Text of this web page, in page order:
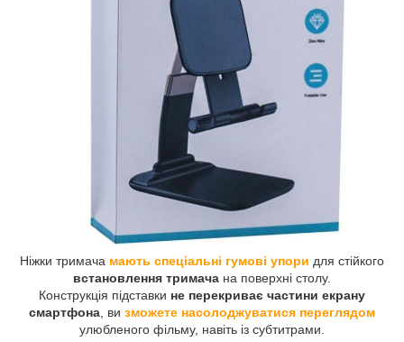
Ніжки тримача мають спеціальні гумові упори для стійкого
встановлення тримача на поверхні столу.
Конструкція підставки не перекриває частини екрану
смартфона, ви зможете насолоджуватися переглядом
улюбленого фільму, навіть із субтитрами.